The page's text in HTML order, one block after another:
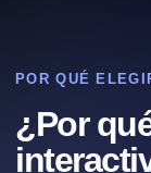
POR QUÉ
¿Por